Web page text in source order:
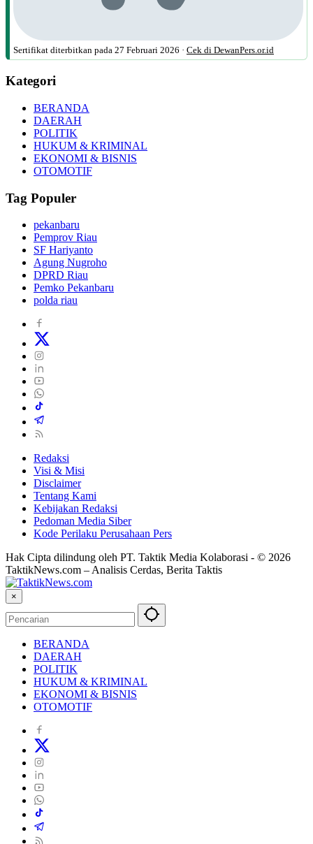
Sertifikat diterbitkan pada 27 Februari 2026 · Cek di DewanPers.or.id
Kategori
BERANDA
DAERAH
POLITIK
HUKUM & KRIMINAL
EKONOMI & BISNIS
OTOMOTIF
Tag Populer
pekanbaru
Pemprov Riau
SF Hariyanto
Agung Nugroho
DPRD Riau
Pemko Pekanbaru
polda riau
Redaksi
Visi & Misi
Disclaimer
Tentang Kami
Kebijakan Redaksi
Pedoman Media Siber
Kode Perilaku Perusahaan Pers
Hak Cipta dilindung oleh PT. Taktik Media Kolaborasi - © 2026
TaktikNews.com – Analisis Cerdas, Berita Taktis
×
BERANDA
DAERAH
POLITIK
HUKUM & KRIMINAL
EKONOMI & BISNIS
OTOMOTIF